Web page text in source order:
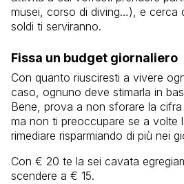
musei, corso di diving…), e cerca
soldi ti serviranno.
Fissa un budget giornaliero
Con quanto riusciresti a vivere
caso, ognuno deve stimarla in
Bene, prova a non sforare la cifra
ma non ti preoccupare se a volte
rimediare risparmiando di più nei
Con € 20 te la sei cavata
scendere a € 15.